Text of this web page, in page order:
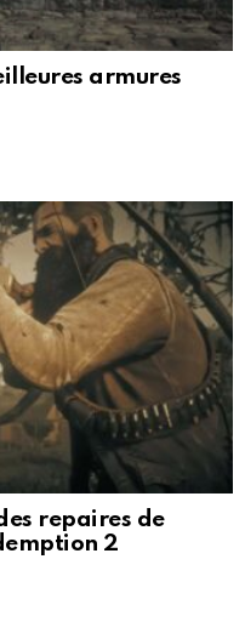
armures
repaires de
2